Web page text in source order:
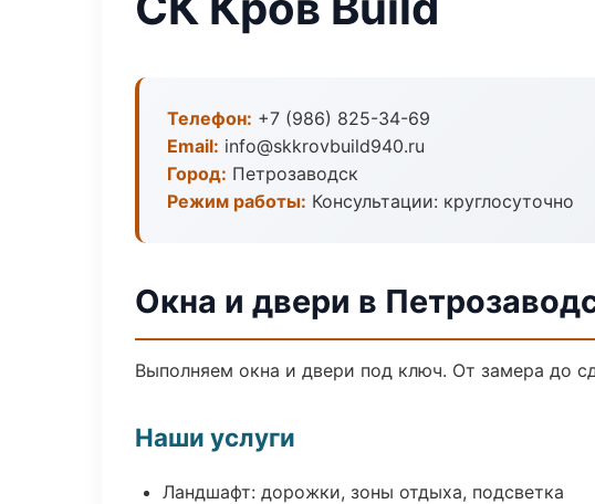
Телефон: +7 (986) 825-34-69
Email: info@skkrovbuild940.ru
Город: Петрозаводск
Режим работы: Консультации: круглосуточно
Окна и двери в
Выполняем окна и двери под ключ. От замера до
Наши услуги
Ландшафт: дорожки, зоны отдыха, подсветка